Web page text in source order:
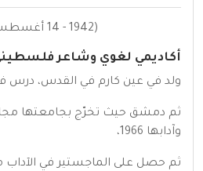
(1942 - 14 أغسطس 2006)
أكاديمي لغوي وشاعر
ولد في عين كارم في القدس، درس
ثم دمشق حيث تخرّج بجامعتها
وآدابها 1966،
ثم حصل على الماجستير في الآداب